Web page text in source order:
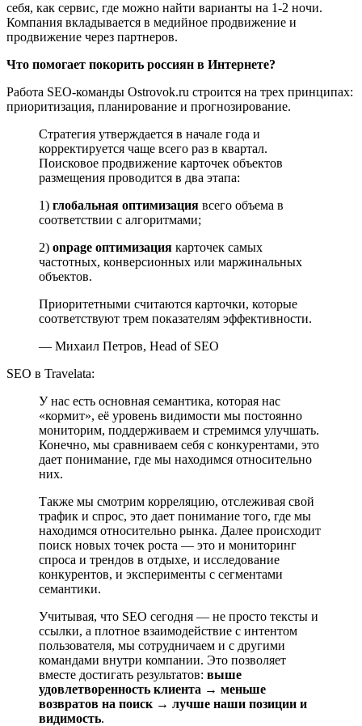
себя, как сервис, где можно найти варианты на 1-2 ночи.
Компания вкладывается в медийное продвижение и
продвижение через партнеров.
Что помогает покорить россиян в Интернете?
Работа SEO-команды Ostrovok.ru строится на трех принципах:
приоритизация, планирование и прогнозирование.
Стратегия утверждается в начале года и
корректируется чаще всего раз в квартал.
Поисковое продвижение карточек объектов
размещения проводится в два этапа:
1) глобальная оптимизация всего объема в
соответствии с алгоритмами;
2) onpage оптимизация карточек самых
частотных, конверсионных или маржинальных
объектов.
Приоритетными считаются карточки, которые
соответствуют трем показателям эффективности.
— Михаил Петров, Head of SEO
SEO в Travelata:
У нас есть основная семантика, которая нас
«кормит», её уровень видимости мы постоянно
мониторим, поддерживаем и стремимся улучшать.
Конечно, мы сравниваем себя с конкурентами, это
дает понимание, где мы находимся относительно
них.
Также мы смотрим корреляцию, отслеживая свой
трафик и спрос, это дает понимание того, где мы
находимся относительно рынка. Далее происходит
поиск новых точек роста — это и мониторинг
спроса и трендов в отдыхе, и исследование
конкурентов, и эксперименты с сегментами
семантики.
Учитывая, что SEO сегодня — не просто тексты и
ссылки, а плотное взаимодействие с интентом
пользователя, мы сотрудничаем и с другими
командами внутри компании. Это позволяет
вместе достигать результатов: выше
удовлетворенность клиента → меньше
возвратов на поиск → лучше наши позиции и
видимость.